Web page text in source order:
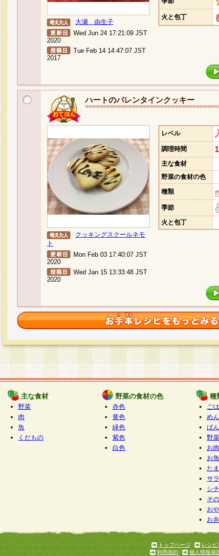
大瀬 由生子
Wed Jun 24 17:21:09 JST
2020
Tue Feb 14 14:47:07 JST
2017
火と包丁
ハートのバレンタインクッキー
クッキングスクールネモ
ト
Mon Feb 03 17:40:07 JST
2020
Wed Jan 15 13:33:48 JST
2020
レベル
調理時間
主な食材
野菜の食材の色
種類
季節
火と包丁
主な食材
野菜
肉
魚
くだもの
野菜の食材の色
赤色
黄色
緑色
紫色
白色
種
ご
めん
ぱん
野
お
お
た
サ
シ
そ
お
お
トップページ
レシピ
利用規約
個人情報保